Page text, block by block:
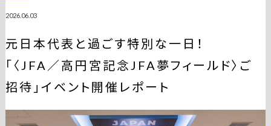
2026.06.03
元日本代表と過ごす特別な一日！
「〈JFA／高円宮記念JFA夢フィールド〉ご
招待」イベント開催レポート